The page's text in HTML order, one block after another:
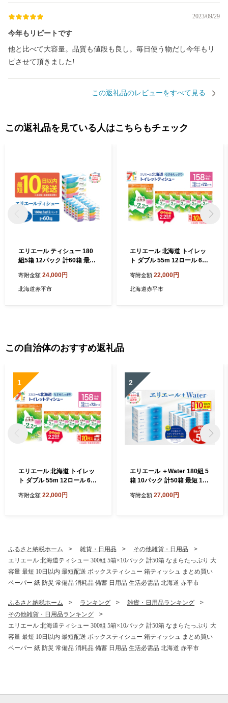
2023/09/29
今年もリピートです
他と比べて大容量。品質も値段も良し。毎日使う物だし今年もリ
ピさせて頂きました!
この返礼品のレビューをすべて見る
この返礼品を見ている人はこちらもチェック
エリエール ティシュー 180
組5箱 12パック 計60箱 最短
シュ ボックスティッシュ ま
とめ買い ペーパー 紙 防災 常
寄附金額 24,000円
北海道赤平市
エリエール 北海道 トイレッ
ト ダブル 55m 12ロール 6パ
配送 なまらたっぷり 2.2倍巻
トイレットペーパー 大容量
寄附金額 22,000円
北海道赤平市
この自治体のおすすめ返礼品
1
エリエール 北海道 トイレッ
ト ダブル 55m 12ロール 6パ
配送 なまらたっぷり 2.2倍巻
寄附金額 22,000円
2
エリエール ＋Water 180組 5
箱 10パック 計50箱 最短 10
シュペーパー 箱 やわらか 保
寄附金額 27,000円
ふるさと納税ホーム 雑貨・日用品
その他雑貨・日用品
エリエール 北海道ティシュー 300組 5箱×10パック 計50箱 なまらたっぷり 大
容量 最短 10日以内 最短配送 ボックスティシュー 箱ティッシュ まとめ買い
ペーパー 紙 防災 常備品 消耗品 備蓄 日用品 生活必需品 北海道 赤平市
ふるさと納税ホーム ランキング
雑貨・日用品ランキング
その他雑貨・日用品ランキング
エリエール 北海道ティシュー 300組 5箱×10パック 計50箱 なまらたっぷり 大
容量 最短 10日以内 最短配送 ボックスティシュー 箱ティッシュ まとめ買い
ペーパー 紙 防災 常備品 消耗品 備蓄 日用品 生活必需品 北海道 赤平市